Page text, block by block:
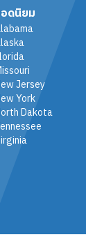
ดนิยม
Jersey
York
Dakota